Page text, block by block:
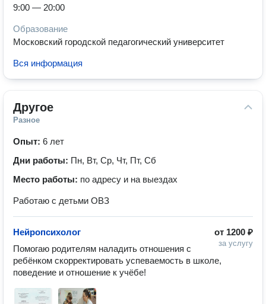
9:00 — 20:00
Образование
Московский городской педагогический университет
Вся информация
Другое
Разное
Опыт: 6 лет
Дни работы: Пн, Вт, Ср, Чт, Пт, Сб
Место работы: по адресу и на выездах
Работаю с детьми ОВЗ
от 1200 ₽
за услугу
Нейропсихолог
Помогаю родителям наладить отношения с
ребёнком скорректировать успеваемость в школе,
поведение и отношение к учёбе!